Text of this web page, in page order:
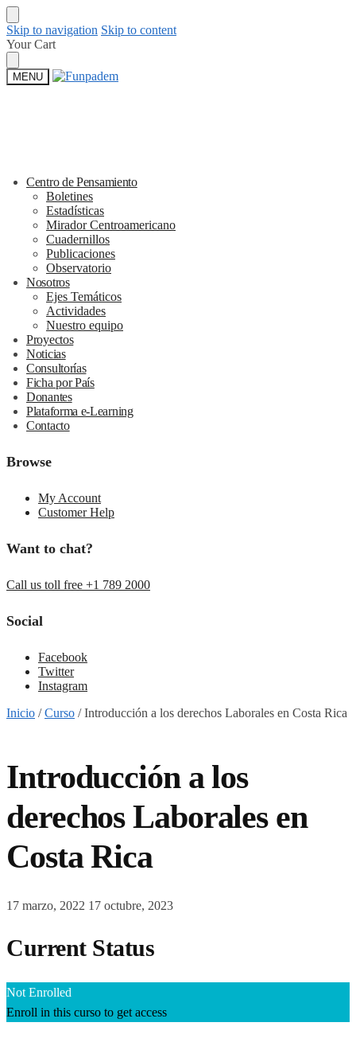
Skip to navigation Skip to content
Your Cart
MENU
Centro de Pensamiento
Boletines
Estadísticas
Mirador Centroamericano
Cuadernillos
Publicaciones
Observatorio
Nosotros
Ejes Temáticos
Actividades
Nuestro equipo
Proyectos
Noticias
Consultorías
Ficha por País
Donantes
Plataforma e-Learning
Contacto
Browse
My Account
Customer Help
Want to chat?
Call us toll free +1 789 2000
Social
Facebook
Twitter
Instagram
Inicio /Curso /Introducción a los derechos Laborales en Costa Rica
Introducción a los
derechos Laborales en
Costa Rica
17 marzo, 2022 17 octubre, 2023
Current Status
Not Enrolled
Enroll in this curso to get access